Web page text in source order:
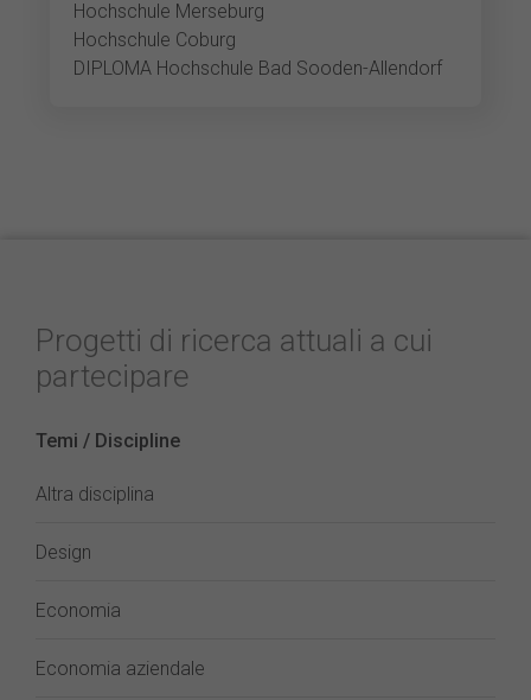
Hochschule Merseburg
Hochschule Coburg
DIPLOMA Hochschule Bad Sooden-Allendorf
Progetti di ricerca attuali a cui
partecipare
Temi / Discipline
Altra disciplina
Design
Economia
Economia aziendale